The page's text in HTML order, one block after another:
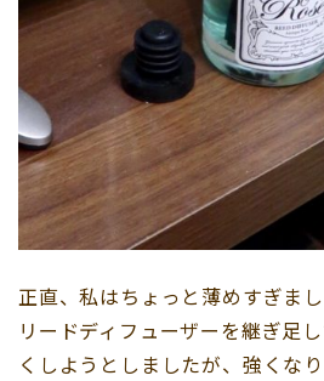
正直、私はちょっと薄めすぎまし
リードディフューザーを継ぎ足
くしようとしましたが、強くなり